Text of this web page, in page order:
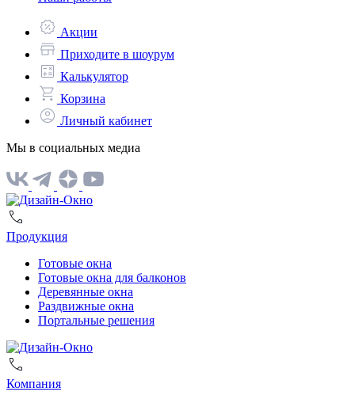
Акции
Приходите в шоурум
Калькулятор
Корзина
Личный кабинет
Мы в социальных медиа
Продукция
Готовые окна
Готовые окна для балконов
Деревянные окна
Раздвижные окна
Портальные решения
Компания